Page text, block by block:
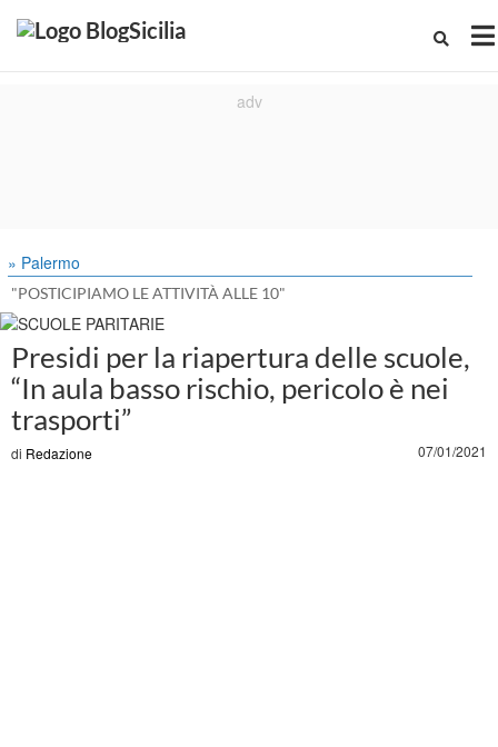
» Palermo
"POSTICIPIAMO LE ATTIVITÀ ALLE 10"
Presidi per la riapertura delle scuole,
“In aula basso rischio, pericolo è nei
trasporti”
di Redazione 07/01/2021